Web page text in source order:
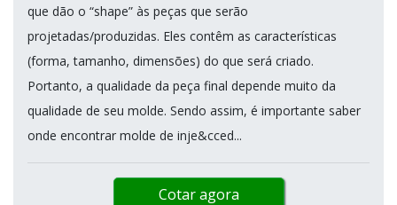
que dão o “shape” às peças que serão
projetadas/produzidas. Eles contêm as características
(forma, tamanho, dimensões) do que será criado.
Portanto, a qualidade da peça final depende muito da
qualidade de seu molde. Sendo assim, é importante saber
onde encontrar molde de inje&cced...
Cotar agora